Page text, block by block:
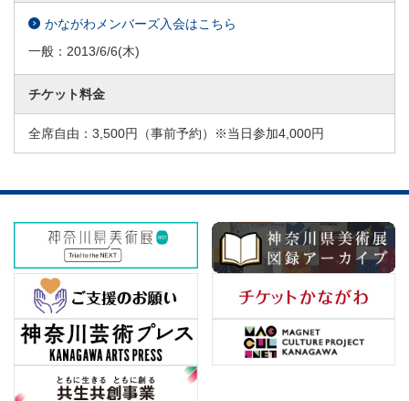
かながわメンバーズ入会はこちら
一般： 2013/6/6(木)
チケット料金
全席自由：3,500円（事前予約）※当日参加4,000円